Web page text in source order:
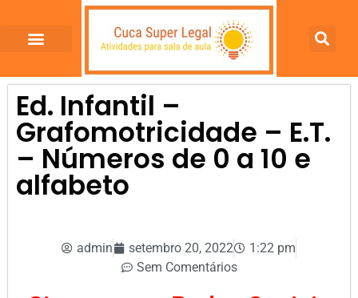
Ed. Infantil –
Grafomotricidade – E.T.
– Números de 0 a 10 e
alfabeto
admin setembro 20, 2022
1:22 pm
Sem Comentários